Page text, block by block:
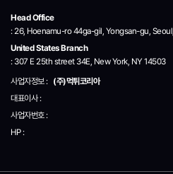
Head Office
: 26, Hoenamu-ro 44ga-gil, Yongsan-gu,
United States Branch
: 307 E 25th street 34E, New York, NY 14503
사업자정보 : (주)먹튀코리아
대표이사 :
사업자번호 :
HP :